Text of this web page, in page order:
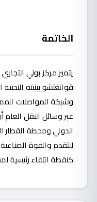
الخاتمة
يتميز مركز بولي
قوانغتشو ببنيته
وشبكة المواصلات
عبر وسائل النقل العام
الدولي ومحطة القطار
كنقطة التقاء رئيسية